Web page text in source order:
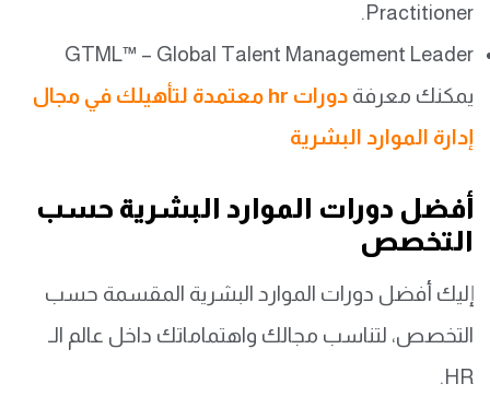
Practitioner.
GTML™ – Global Talent Management Leader
يمكنك معرفة
دورات hr معتمدة لتأهيلك في مجال
إدارة الموارد البشرية
أفضل دورات الموارد البشرية حسب
التخصص
إليك أفضل دورات الموارد البشرية المقسمة حسب
التخصص، لتناسب مجالك واهتماماتك داخل عالم الـ
HR.